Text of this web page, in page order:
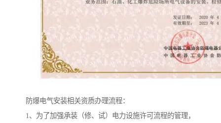
防爆电气安装相关资质办理流程：
1、为了加强承装（修、试）电力设施许可流程的管理，